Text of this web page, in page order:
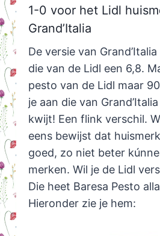
1-0 voor het Lidl
Grand’Italia
De versie van
die van de Lidl een 6,8.
pesto van de Lidl maar
je aan die van
kwijt! Een flink verschil.
eens bewijst dat
goed, zo niet beter
merken. Wil je de Lidl
Die heet Baresa Pesto
Hieronder zie je hem: